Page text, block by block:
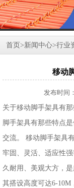
首页 >新闻中心>行业
移动
发布时间
关于移动脚手架具有
脚手架具有那些特点
交流。 移动脚手架具
牢固、灵活、适应性
久耐用、美观大方，
其搭设高度可达6-10M